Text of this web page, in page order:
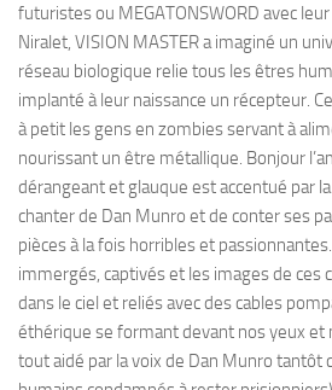
futuristes ou MEGATONSWORD avec
Niralet, VISION MASTER a imaginé un
réseau biologique relie tous les êtres
implanté à leur naissance un récepteur.
à petit les gens en zombies servant à
nourissant un être métallique. Bonjour
dérangeant et glauque est accentué par
chanter de Dan Munro et de conter ses
pièces à la fois horribles et
immergés, captivés et les images de ces
dans le ciel et reliés avec des cables
éthérique se formant devant nos yeux et
tout aidé par la voix de Dan Munro tantôt